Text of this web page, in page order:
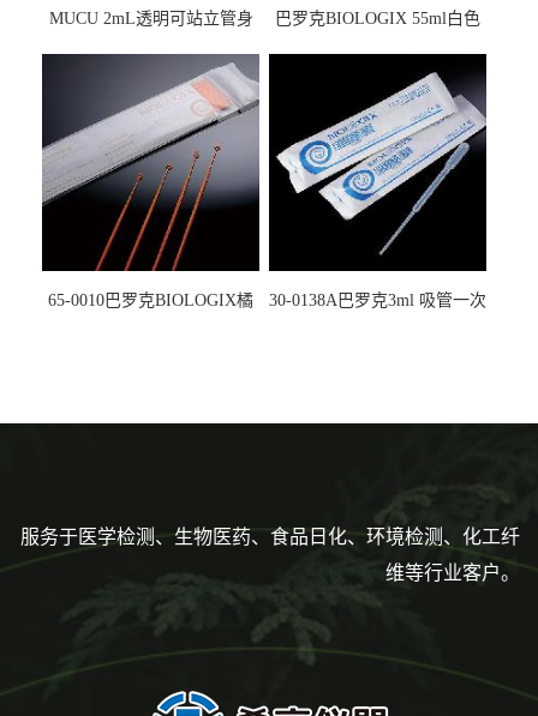
MUCU 2mL透明可站立管身
巴罗克BIOLOGIX 55ml白色
马射线灭菌25-0051
65-0010巴罗克BIOLOGIX橘
30-0138A巴罗克3ml 吸管一次
服务于医学检测、生物医药、食品日化、环境检测、化工纤
维等行业客户。